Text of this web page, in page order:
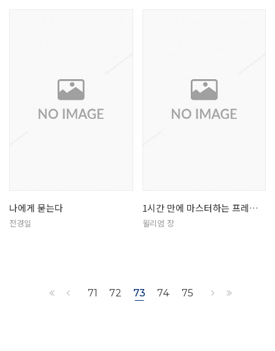
나에게 묻는다
전경일
1시간 만에 마스터하는 프레젠테이션
윌리엄 장
71 72 73 74 75